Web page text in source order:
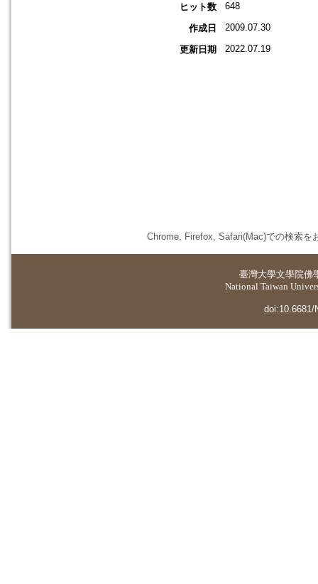
ヒット数
648
作成日 2009.07.30
更新日期 2022.07.19
Chrome, Firefox, Safari(Mac)での検索を
臺灣大學文學院佛
National Taiwan
doi:10.6681/